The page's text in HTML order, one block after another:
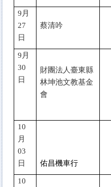
9 月
27
日
蔡清吟
9 月
30
日
財團法人臺東縣
林坤池文教基金
會
10
月
03
日
佑昌機車行
10